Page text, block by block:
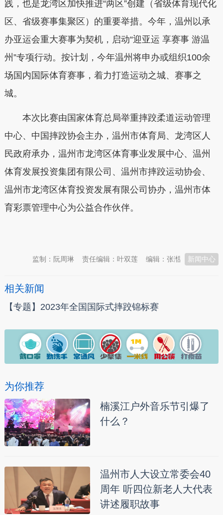
践，也是龙湾区加快推进“两区”创建（省级体育现代化
区、省级赛事集聚区）的重要举措。今年，温州以承
办亚运会重大赛事为契机，启动“迎亚运 享赛事 游温
州”专项行动。按计划，今年温州将申办或组织100余
场国内国际体育赛事，着力打造运动之城、赛事之
城。
本次比赛由国家体育总局举重摔跤柔道运动管理
中心、中国摔跤协会主办，温州市体育局、龙湾区人
民政府承办，温州市龙湾区体育事业发展中心、温州
体育发展投资集团有限公司、温州市摔跤运动协会、
温州市龙湾区体育投资发展有限公司协办，温州市体
育彩票管理中心为公益合作伙伴。
新闻中心
编辑：张湉
责任编辑：叶双莲
监制：阮周琳
相关新闻
【专题】2023年全国国际式摔跤锦标赛
为你推荐
楠溪江户外音乐节引爆了
什么？
温州市人大设立常委会40
周年 听四位新老人大代表
讲述履职故事